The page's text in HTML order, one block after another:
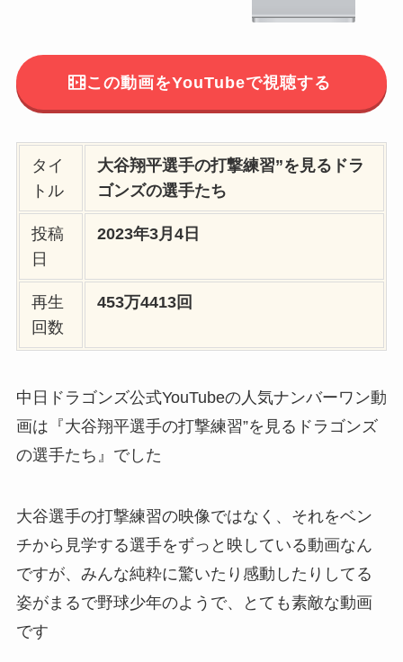
この動画をYouTubeで視聴する
タイ
トル
大谷翔平選手の打撃練習”を見るドラ
ゴンズの選手たち
投稿
日
2023年3月4日
再生
回数
453万4413回
中日ドラゴンズ公式YouTubeの人気ナンバーワン動
画は『大谷翔平選手の打撃練習”を見るドラゴンズ
の選手たち』でした
大谷選手の打撃練習の映像ではなく、それをベン
チから見学する選手をずっと映している動画なん
ですが、みんな純粋に驚いたり感動したりしてる
姿がまるで野球少年のようで、とても素敵な動画
です